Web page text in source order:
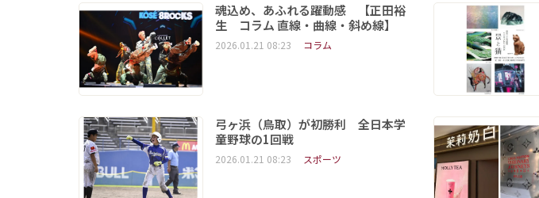
魂込め、あふれる躍動感 【正田裕
生 コラム 直線・曲線・斜め線】
2026.01.21 08:23 コラム
弓ヶ浜（鳥取）が初勝利 全日本学
童野球の1回戦
2026.01.21 08:23 スポーツ